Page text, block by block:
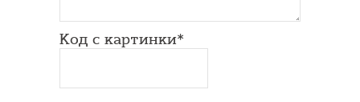
Код с картинки*